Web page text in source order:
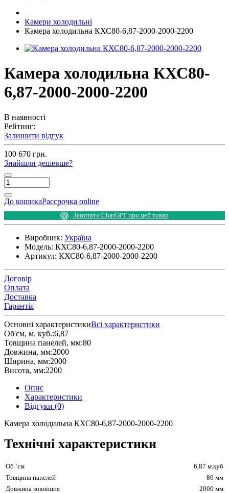
Камери холодильні
Камера холодильна КХС80-6,87-2000-2000-2200
Камера холодильна КХС80-
6,87-2000-2000-2200
В наявності
Рейтинг:
Залишити відгук
100 670 грн.
Знайшли дешевше?
До кошикаРассрочка online
Запитати ChatGPT про цей товар
Виробник: Україна
Модель: КХС80-6,87-2000-2000-2200
Артикул: КХС80-6,87-2000-2000-2200
Договір
Оплата
Доставка
Гарантія
Основні характеристикиВсі характеристики
Об'єм, м. куб.:6,87
Товщина панелей, мм:80
Довжина, мм:2000
Ширина, мм:2000
Висота, мм:2200
Опис
Характеристики
Відгуки (0)
Камера холодильна КХС80-6,87-2000-2000-2200
Технічні характеристики
Об `єм
6,87 м.куб
Товщина панелей
80 мм
Довжина зовнішня
2000 мм